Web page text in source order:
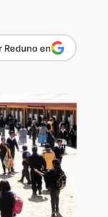
Reduno en